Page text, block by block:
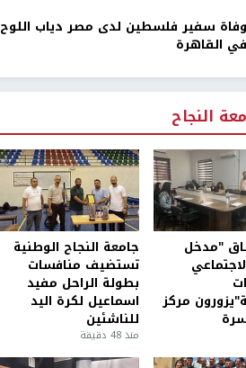
وفاة سفير فلسطين لدى مصر دياب اللوح
في القاهرة
النجاح
"مدخل
مركز
جامعة النجاح الوطنية
تستضيف منافسات
بطولة الراحل مفيد
اسماعيل لكرة اليد
للناشئين
منذ 48 دقيقة